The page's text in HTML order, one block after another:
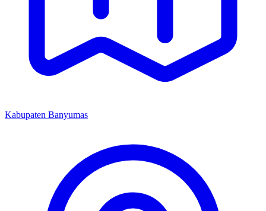
Kabupaten Banyumas